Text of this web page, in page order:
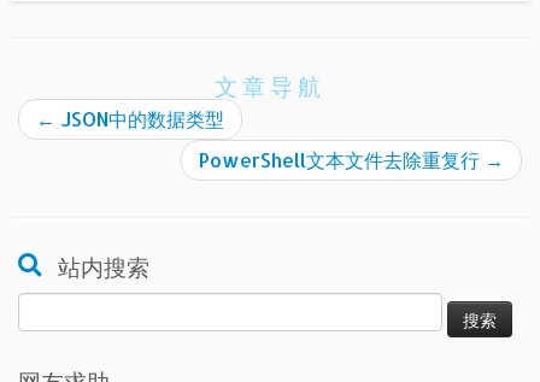
文章导航
← JSON中的数据类型
PowerShell文本文件去除重复行 →
站内搜索
索：